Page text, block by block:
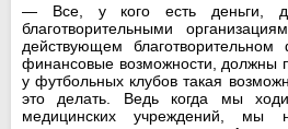
— Все, у кого есть деньги,
благотворительными
действующем
финансовые возможности, должны
у футбольных клубов такая
это делать. Ведь когда мы
медицинских учреждений, мы